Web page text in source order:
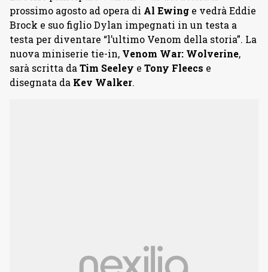
prossimo agosto ad opera di Al Ewing e vedrà Eddie
Brock e suo figlio Dylan impegnati in un testa a
testa per diventare “l’ultimo Venom della storia”. La
nuova miniserie tie-in, Venom War: Wolverine,
sarà scritta da Tim Seeley e Tony Fleecs e
disegnata da Kev Walker.